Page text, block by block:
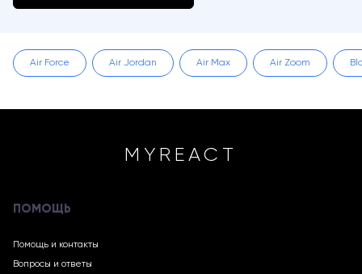
Air Force Air Jordan Air Max Air Zoom
MYREACT
ПОМОЩЬ
Помощь и контакты
Вопросы и ответы